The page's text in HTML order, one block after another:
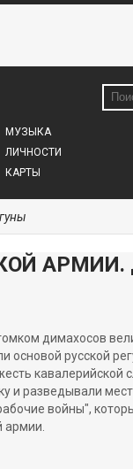
МУЗЫКА
ЛИЧНОСТИ
КАРТЫ
димахосов
основой русской
кавалерийской
и разведывали
войны",
армии.